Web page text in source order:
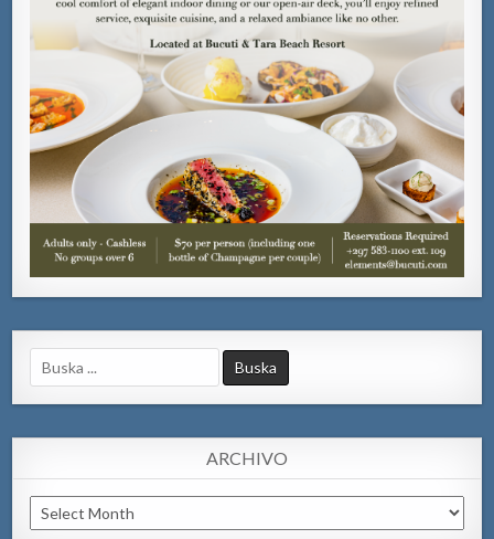
Search
for:
ARCHIVO
Archivo